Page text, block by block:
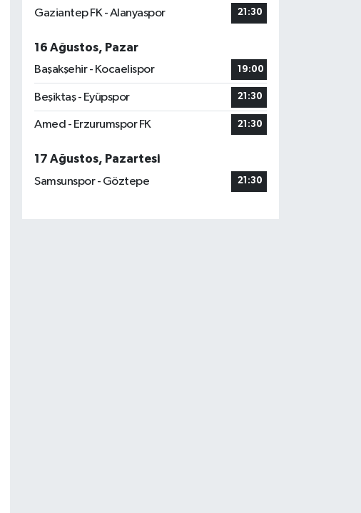
Gaziantep FK - Alanyaspor 21:30
16 Ağustos, Pazar
Başakşehir - Kocaelispor
19:00
Beşiktaş - Eyüpspor 21:30
Amed - Erzurumspor FK 21:30
17 Ağustos, Pazartesi
Samsunspor - Göztepe
21:30